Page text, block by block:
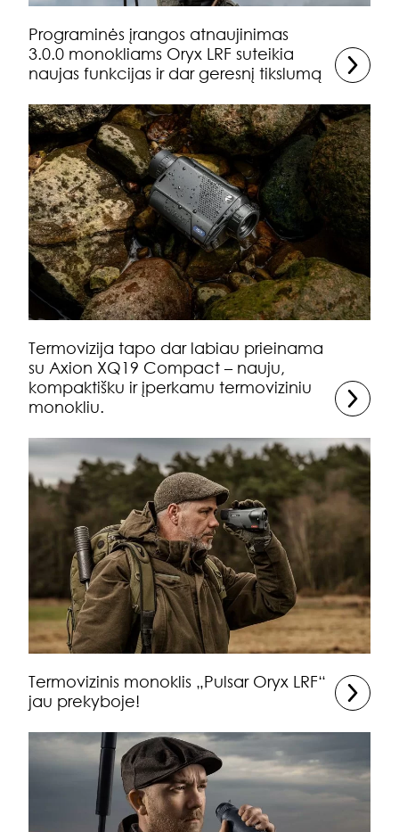
Programinės įrangos atnaujinimas
3.0.0 monokliams Oryx LRF suteikia
naujas funkcijas ir dar geresnį tikslumą
Termovizija tapo dar labiau prieinama
su Axion XQ19 Compact – nauju,
kompaktišku ir įperkamu termoviziniu
monokliu.
Termovizinis monoklis „Pulsar Oryx LRF“
jau prekyboje!